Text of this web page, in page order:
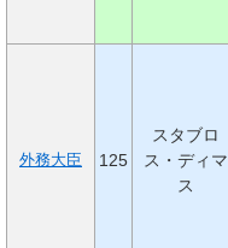
外務大臣 125
スタブロ
ス・ディマ
ス